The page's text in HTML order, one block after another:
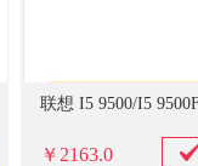
￥2163.0